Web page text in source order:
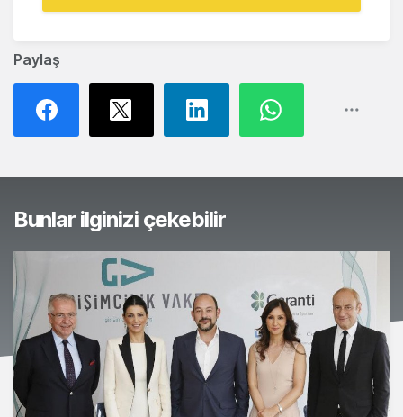
Paylaş
Bunlar ilginizi çekebilir